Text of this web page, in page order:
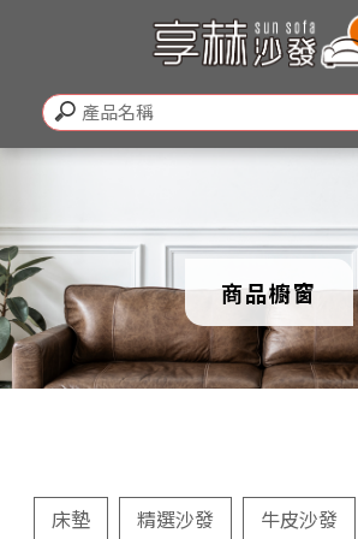
商品櫥窗
床墊 精選沙發 牛皮沙發